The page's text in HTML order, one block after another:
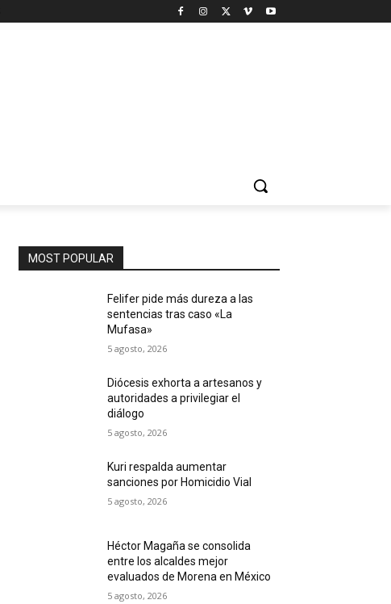
MOST POPULAR
Felifer pide más dureza a las
sentencias tras caso «La
Mufasa»
5 agosto, 2026
Diócesis exhorta a artesanos y
autoridades a privilegiar el
diálogo
5 agosto, 2026
Kuri respalda aumentar
sanciones por Homicidio Vial
5 agosto, 2026
Héctor Magaña se consolida
entre los alcaldes mejor
evaluados de Morena en México
5 agosto, 2026